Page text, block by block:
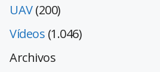
UAV(200)
Vídeos (1.046)
Archivos